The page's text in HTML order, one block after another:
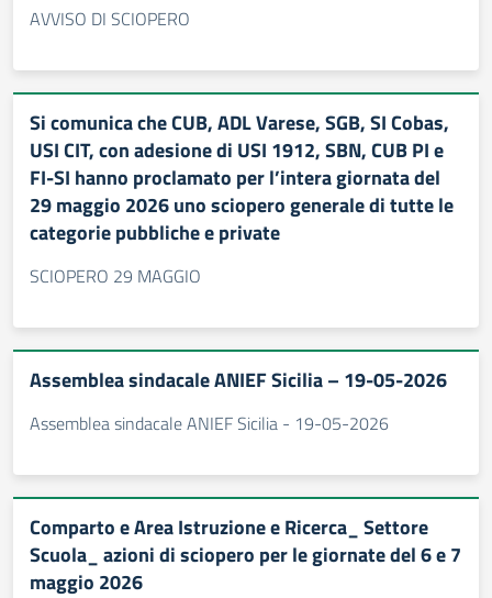
AVVISO DI SCIOPERO
Si comunica che CUB, ADL Varese, SGB, SI Cobas,
USI CIT, con adesione di USI 1912, SBN, CUB PI e
FI-SI hanno proclamato per l’intera giornata del
29 maggio 2026 uno sciopero generale di tutte le
categorie pubbliche e private
SCIOPERO 29 MAGGIO
Assemblea sindacale ANIEF Sicilia – 19-05-2026
Assemblea sindacale ANIEF Sicilia - 19-05-2026
Comparto e Area Istruzione e Ricerca_ Settore
Scuola_ azioni di sciopero per le giornate del 6 e 7
maggio 2026